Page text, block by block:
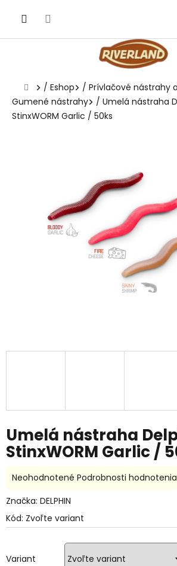
Domov
/ Eshop / Prívlačové nástrahy
Gumené nástrahy
/ Umelá nástraha
StinxWORM Garlic / 50ks
Umelá nástraha
StinxWORM Garlic /
Kód: Zvoľte variant
Variant
Priemerné
produktu
0,0
hviezdičiek.
Neohodnotené Podrobnosti hodnotenia
Značka: DELPHIN